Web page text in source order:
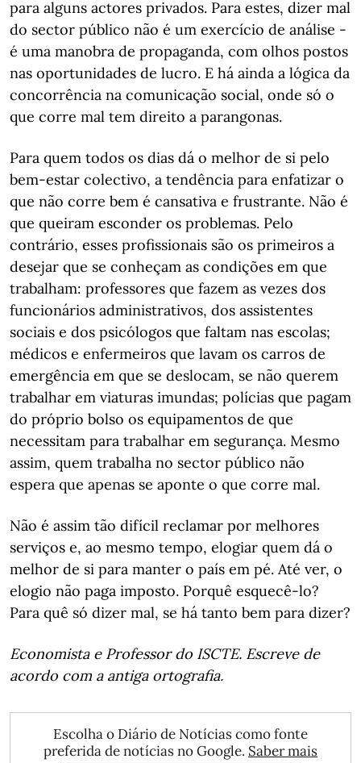
para alguns actores privados. Para estes, dizer mal
do sector público não é um exercício de análise -
é uma manobra de propaganda, com olhos postos
nas oportunidades de lucro. E há ainda a lógica da
concorrência na comunicação social, onde só o
que corre mal tem direito a parangonas.
Para quem todos os dias dá o melhor de si pelo
bem-estar colectivo, a tendência para enfatizar o
que não corre bem é cansativa e frustrante. Não é
que queiram esconder os problemas. Pelo
contrário, esses profissionais são os primeiros a
desejar que se conheçam as condições em que
trabalham: professores que fazem as vezes dos
funcionários administrativos, dos assistentes
sociais e dos psicólogos que faltam nas escolas;
médicos e enfermeiros que lavam os carros de
emergência em que se deslocam, se não querem
trabalhar em viaturas imundas; polícias que pagam
do próprio bolso os equipamentos de que
necessitam para trabalhar em segurança. Mesmo
assim, quem trabalha no sector público não
espera que apenas se aponte o que corre mal.
Não é assim tão difícil reclamar por melhores
serviços e, ao mesmo tempo, elogiar quem dá o
melhor de si para manter o país em pé. Até ver, o
elogio não paga imposto. Porquê esquecê-lo?
Para quê só dizer mal, se há tanto bem para dizer?
Economista e Professor do ISCTE. Escreve de
acordo com a antiga ortografia.
Escolha o Diário de Notícias como fonte
preferida de notícias no Google. Saber mais